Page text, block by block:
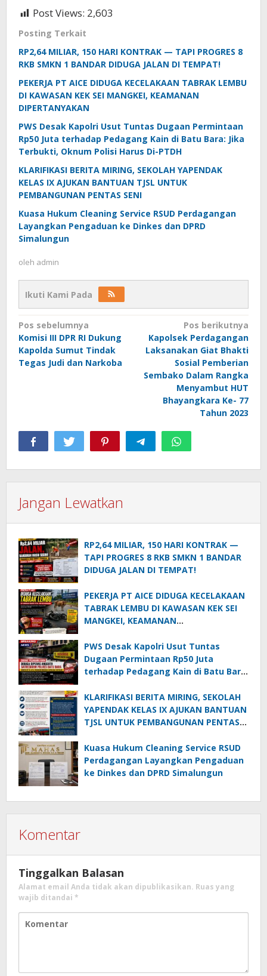
Post Views: 2,603
Posting Terkait
RP2,64 MILIAR, 150 HARI KONTRAK — TAPI PROGRES 8
RKB SMKN 1 BANDAR DIDUGA JALAN DI TEMPAT!
PEKERJA PT AICE DIDUGA KECELAKAAN TABRAK LEMBU
DI KAWASAN KEK SEI MANGKEI, KEAMANAN
DIPERTANYAKAN
PWS Desak Kapolri Usut Tuntas Dugaan Permintaan
Rp50 Juta terhadap Pedagang Kain di Batu Bara: Jika
Terbukti, Oknum Polisi Harus Di-PTDH
KLARIFIKASI BERITA MIRING, SEKOLAH YAPENDAK
KELAS IX AJUKAN BANTUAN TJSL UNTUK
PEMBANGUNAN PENTAS SENI
Kuasa Hukum Cleaning Service RSUD Perdagangan
Layangkan Pengaduan ke Dinkes dan DPRD
Simalungun
oleh admin
Ikuti Kami Pada
Navigasi
pos
Pos sebelumnya
Komisi III DPR RI Dukung
Kapolda Sumut Tindak
Tegas Judi dan Narkoba
Pos berikutnya
Kapolsek Perdagangan
Laksanakan Giat Bhakti
Sosial Pemberian
Sembako Dalam Rangka
Menyambut HUT
Bhayangkara Ke- 77
Tahun 2023
Jangan Lewatkan
RP2,64 MILIAR, 150 HARI KONTRAK —
TAPI PROGRES 8 RKB SMKN 1 BANDAR
DIDUGA JALAN DI TEMPAT!
PEKERJA PT AICE DIDUGA KECELAKAAN
TABRAK LEMBU DI KAWASAN KEK SEI
MANGKEI, KEAMANAN
PWS Desak Kapolri Usut Tuntas
Dugaan Permintaan Rp50 Juta
terhadap Pedagang Kain di Batu Bara:
PTDH
KLARIFIKASI BERITA MIRING, SEKOLAH
YAPENDAK KELAS IX AJUKAN BANTUAN
TJSL UNTUK PEMBANGUNAN PENTAS
Kuasa Hukum Cleaning Service RSUD
Perdagangan Layangkan Pengaduan
ke Dinkes dan DPRD Simalungun
Komentar
Tinggalkan Balasan
Alamat email Anda tidak akan dipublikasikan. Ruas yang
wajib ditandai *